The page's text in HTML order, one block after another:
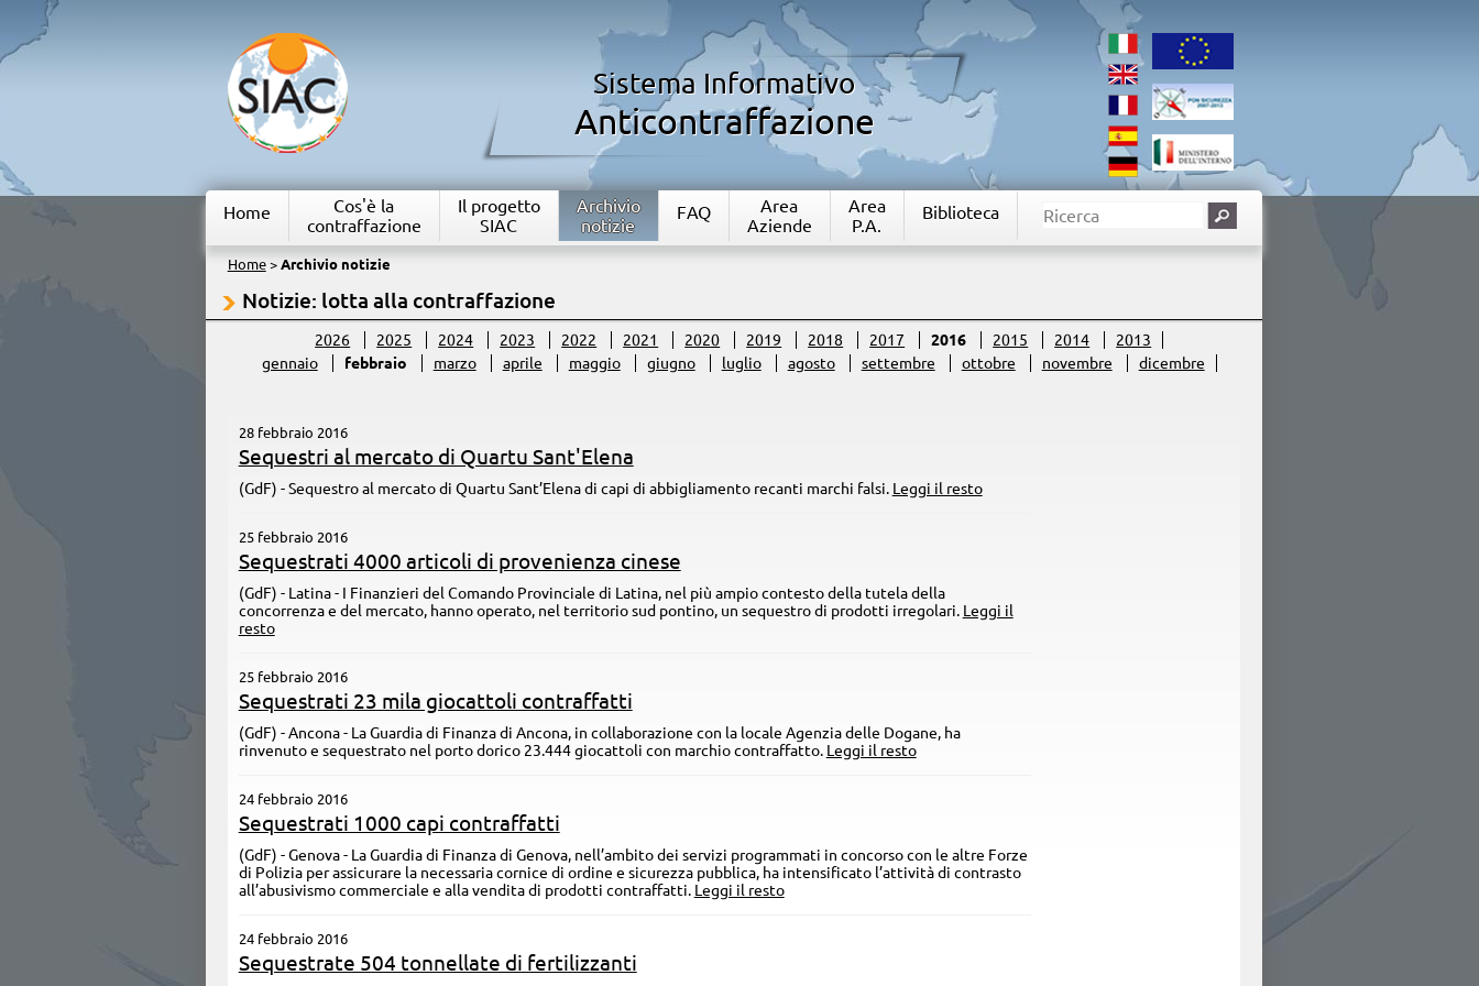
Sistema Informativo
Anticontraffazione
Home
Cos'è la
contraffazione
Il progetto
SIAC
Archivio
notizie
FAQ
Area
Aziende
Area
P.A.
Biblioteca
Home> Archivio notizie
Notizie: lotta alla contraffazione
2026 2025 2024 2023 2022 2021 2020 2019 2018 2017 2016 2015 2014
2013
gennaio
febbraio marzo aprile maggio giugno luglio agosto settembre ottobre novembre dicembre
28 febbraio 2016
Sequestri al mercato di Quartu Sant'Elena
(GdF) - Sequestro al mercato di Quartu Sant’Elena di capi di abbigliamento recanti marchi falsi. Leggi il resto
25 febbraio 2016
Sequestrati 4000 articoli di provenienza cinese
(GdF) - Latina - ​I Finanzieri del Comando Provinciale di Latina, nel più ampio contesto della tutela della
concorrenza e del mercato, hanno operato, nel territorio sud pontino, un sequestro di prodotti irregolari. Leggi il
resto
25 febbraio 2016
Sequestrati 23 mila giocattoli contraffatti
(GdF) - Ancona - La Guardia di Finanza di Ancona, in collaborazione con la locale Agenzia delle Dogane, ha
rinvenuto e sequestrato nel porto dorico 23.444 giocattoli con marchio contraffatto. Leggi il resto
24 febbraio 2016
Sequestrati 1000 capi contraffatti
(GdF) - Genova - ​La Guardia di Finanza di Genova, nell’ambito dei servizi programmati in concorso con le altre Forze
di Polizia per assicurare la necessaria cornice di ordine e sicurezza pubblica, ha intensificato l’attività di contrasto
all’abusivismo commerciale e alla vendita di prodotti contraffatti. Leggi il resto
24 febbraio 2016
Sequestrate 504 tonnellate di fertilizzanti